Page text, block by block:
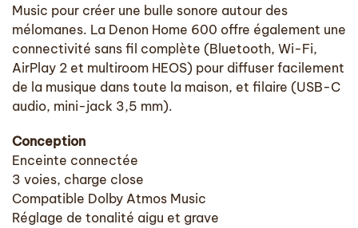
Music pour créer une bulle sonore autour des
mélomanes. La Denon Home 600 offre également une
connectivité sans fil complète (Bluetooth, Wi-Fi,
AirPlay 2 et multiroom HEOS) pour diffuser facilement
de la musique dans toute la maison, et filaire (USB-C
audio, mini-jack 3,5 mm).
Conception
Enceinte connectée
3 voies, charge close
Compatible Dolby Atmos Music
Réglage de tonalité aigu et grave